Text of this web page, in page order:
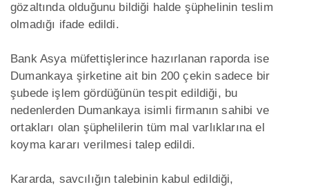
gözaltında olduğunu bildiği halde şüphelinin teslim
olmadığı ifade edildi.
Bank Asya müfettişlerince hazırlanan raporda ise
Dumankaya şirketine ait bin 200 çekin sadece bir
şubede işlem gördüğünün tespit edildiği, bu
nedenlerden Dumankaya isimli firmanın sahibi ve
ortakları olan şüphelilerin tüm mal varlıklarına el
koyma kararı verilmesi talep edildi.
Kararda, savcılığın talebinin kabul edildiği,